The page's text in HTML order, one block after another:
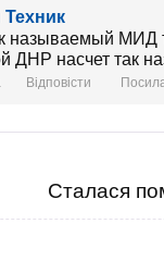
называемый МИД
ДНР насчет так
Відповісти
Сталася